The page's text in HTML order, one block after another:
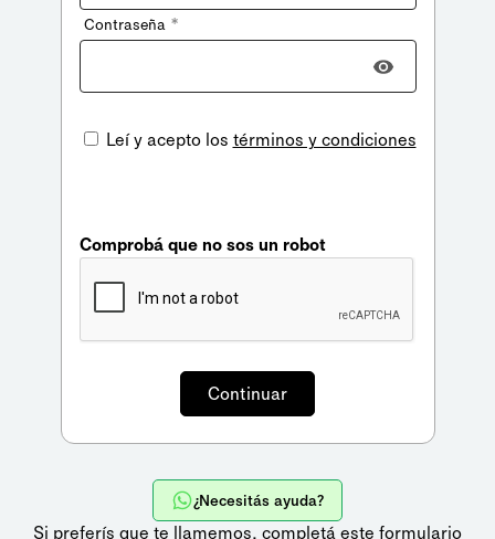
+598
Contraseña *
Leí y acepto los términos y condiciones
Comprobá que no sos un robot
¿Necesitás ayuda?
Si preferís que te llamemos, completá este formulario